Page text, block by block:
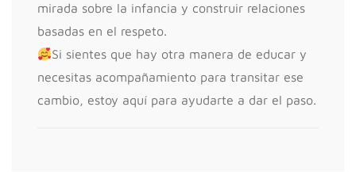
mirada sobre la infancia y construir relaciones
basadas en el respeto.
Si sientes que hay otra manera de educar y
necesitas acompañamiento para transitar ese
cambio, estoy aquí para ayudarte a dar el paso.